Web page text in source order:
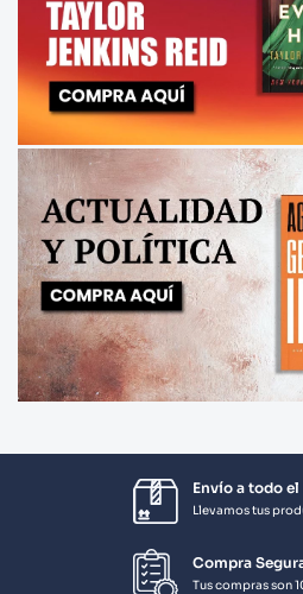
Envío a todo el
Llevamos tus
Compra
Tus compras son